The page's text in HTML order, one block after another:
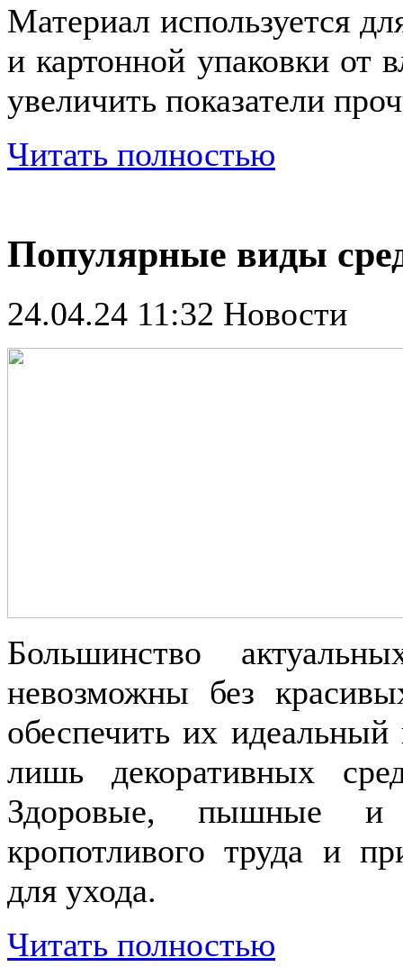
Материал используется
и картонной упаковки от
увеличить показатели
Читать полностью
Популярные виды
24.04.24 11:32 Новости
Большинство
невозможны без
обеспечить их
лишь декоративных
Здоровые, пышные и
кропотливого труда и
для ухода.
Читать полностью